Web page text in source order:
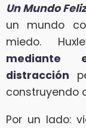
Un Mundo
un mundo
miedo.
mediante
distracción
construyendo
Por un lado: